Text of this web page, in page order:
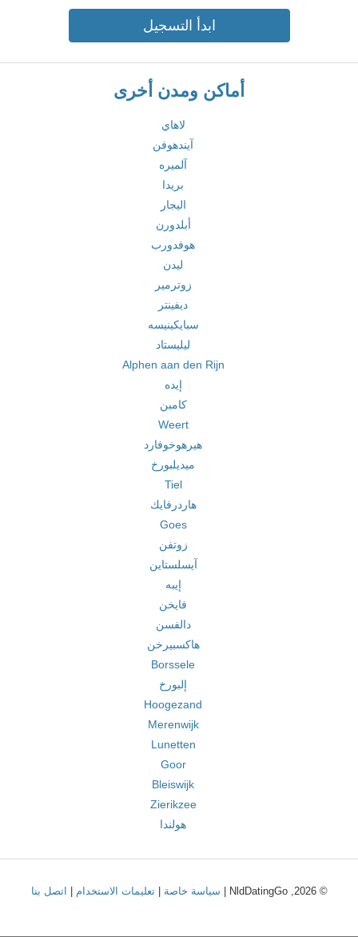
ابدأ التسجيل
أماكن ومدن أخرى
لاهاي
آيندهوفن
آلميره
بريدا
اليجار
أبلدورن
هوفدورب
ليدن
زوترمير
ديفينتر
سبايكينيسه
ليليستاد
Alphen aan den Rijn
إيده
كامبن
Weert
هيرهوخوفارد
ميديلبورخ
Tiel
هاردرفايك
Goes
زوتفن
آيسلستاين
إيبه
فايخن
دالفسن
هاكسبيرخن
Borssele
إلبورخ
Hoogezand
Merenwijk
Lunetten
Goor
Bleiswijk
Zierikzee
هولندا
© 2026, NldDatingGo | سياسة خاصة |تعليمات الاستخدام اتصل بنا